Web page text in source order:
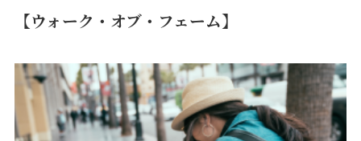
【ウォーク・オブ・フェーム】